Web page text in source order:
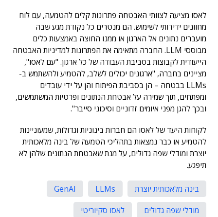
לאסו מציעה לצוותי האבטחה פתרונות קלים להטמעה, עם לוח
מחוונים ידידותי לשימוש. הם מנטרים כל נקודת מגע שבה
מועברים נתונים אל הארגון או ממנו החוצה באמצעות כלים
מבוססי LLM. החברה מתאימה את הפתרונות למדיניות האבטחה
הייעודית לקבוצות בסביבת העבודה של כל ארגון. "עם לאסו",
מציינים בחברה, "ארגונים יכולים לשלב, להטמיע ולהשתמש ב-
LLMs בבטחה – הן בסביבת הפיתוח והן על ידי עובדים
ומפתחים, תוך שמירה על אבטחת הנתונים ופרטיות המשתמשים,
ובכך להגן מפני איומים זדוניים וסיכוני סייבר".
לקוחות היעד של לאסו הם חברות בינוניות וגדולות, שמעוניינות
להטמיע או כבר נמצאות בתהליכי הטמעה של בינה מלאכותית
יוצרת ומודלי שפה גדולים, על מנת שאבטחת הנתונים שלהן לא
תיפגע.
בינה מלאכותית יוצרת LLMs
GenAI
מודלי שפה גדולים
לאסו סקיוריטי